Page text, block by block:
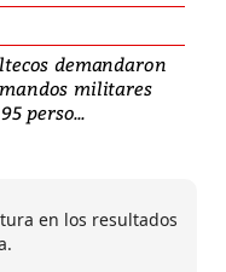
demandaron
militares
perso...
en los resultados